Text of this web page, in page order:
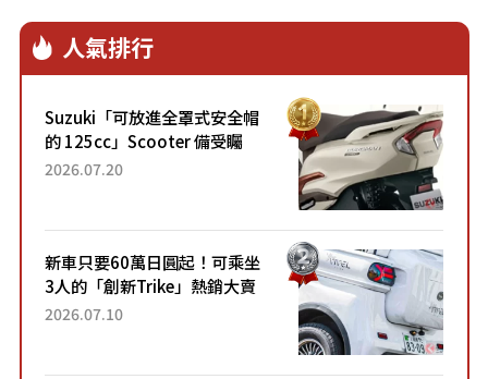
人氣排行
Suzuki「可放進全罩式安全帽
的 125cc」Scooter 備受矚
目！採用全新流線設計與各項
2026.07.20
新車只要60萬日圓起！可乘坐
3人的「創新Trike」熱銷大賣
成為人氣車款！「養車成本真
2026.07.10